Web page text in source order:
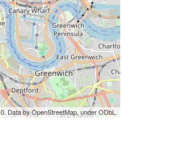
Data by OpenStreetMap, under ODbL.